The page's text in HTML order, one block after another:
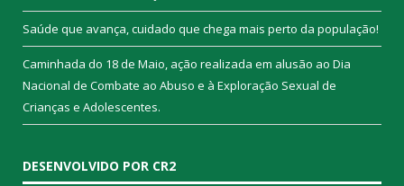
Saúde que avança, cuidado que chega mais perto da população!
Caminhada do 18 de Maio, ação realizada em alusão ao Dia
Nacional de Combate ao Abuso e à Exploração Sexual de
Crianças e Adolescentes.
DESENVOLVIDO POR CR2